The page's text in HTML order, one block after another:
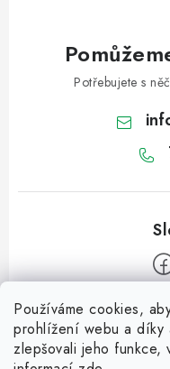
Používáme cookies,
prohlížení webu a díky
zlepšovali jeho funkce,
Potřebujete s
Informace pro vás